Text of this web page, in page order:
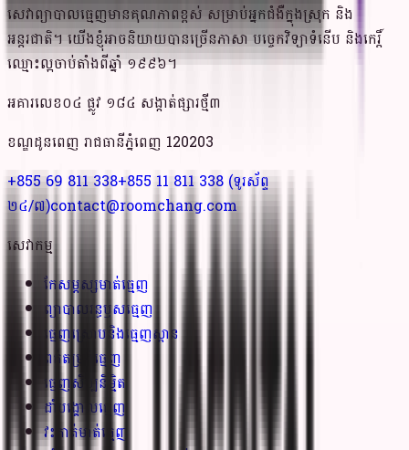
សេវាព្យាបាលធ្មេញមានគុណភាពខ្ពស់ សម្រាប់អ្នកជំងឺក្នុងស្រុក និង
អន្តរជាតិ។ យើងខ្ញុំអាចនិយាយបានច្រើនភាសា បច្ចេកវិទ្យាទំនើប និងកេរ្តិ៍
ឈ្មោះល្អចាប់តាំងពីឆ្នាំ ១៩៩៦។
អគារលេខ០៤ ផ្លូវ ១៨៤ សង្កាត់ផ្សារថ្មី៣
ខណ្ឌដូនពេញ​ រាជធានីភ្នំពេញ 120203
+855 69 811 338+855 11 811 338 (ទូរស័ព្ទ
២៤/៧)contact@roomchang.com
សេវាកម្ម
កែសម្ភស្សមាត់ធ្មេញ
ព្យាបាលរន្ធឫសធ្មេញ
ធ្មេញស្រោបនិងធ្មេញស្ពាន
ពត់តម្រង់ធ្មេញ
ធ្មេញសិប្បនិម្មិត
ដាំបង្គោលធ្មេញ
វះកាត់មាត់ធ្មេញ